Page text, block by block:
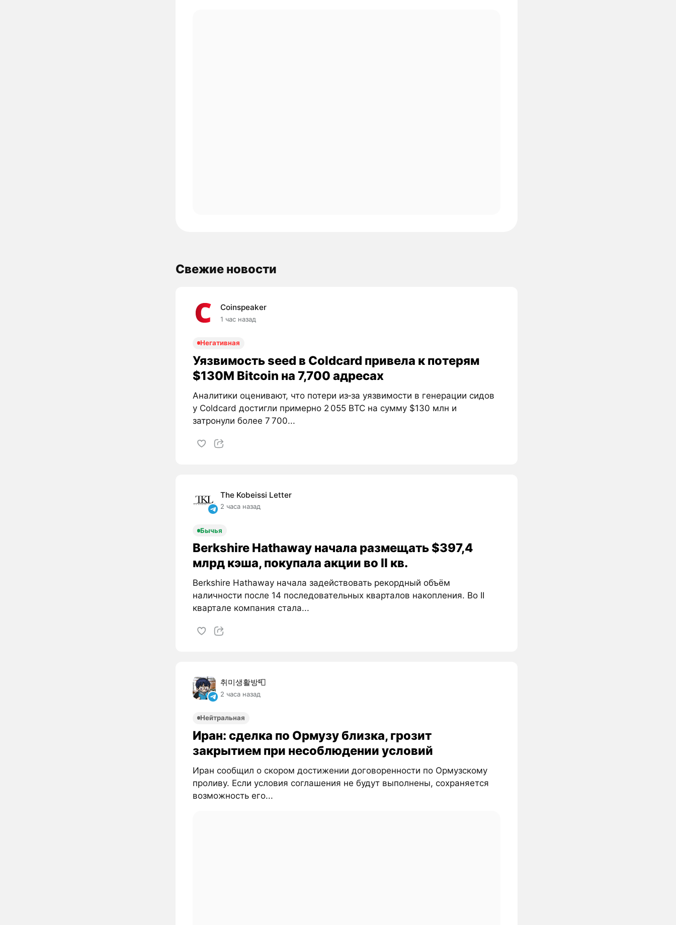
Свежие новости
Coinspeaker
1 час назад
Негативная
Уязвимость seed в Coldcard привела к потерям
$130M Bitcoin на 7,700 адресах
Аналитики оценивают, что потери из‑за уязвимости в генерации сидов
у Coldcard достигли примерно 2 055 BTC на сумму $130 млн и
затронули более 7 700...
The Kobeissi Letter
2 часа назад
Бычья
Berkshire Hathaway начала размещать $397,4
млрд кэша, покупала акции во II кв.
Berkshire Hathaway начала задействовать рекордный объём
наличности после 14 последовательных кварталов накопления. Во II
квартале компания стала...
취미생활방📮
2 часа назад
Нейтральная
Иран: сделка по Ормузу близка, грозит
закрытием при несоблюдении условий
Иран сообщил о скором достижении договоренности по Ормузскому
проливу. Если условия соглашения не будут выполнены, сохраняется
возможность его...